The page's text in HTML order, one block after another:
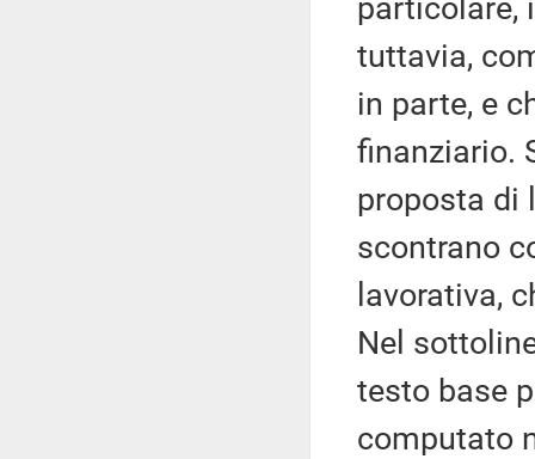
particolare,
tuttavia,
in parte, e
finanziario.
proposta di
scontrano
lavorativa,
Nel
testo base
computato